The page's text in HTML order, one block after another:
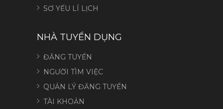
SƠ YẾU LÍ LỊCH
NHÀ TUYỂN DỤNG
ĐĂNG TUYỂN
NGƯỜI TÌM VIỆC
QUẢN LÝ ĐĂNG TUYỂN
TÀI KHOẢN